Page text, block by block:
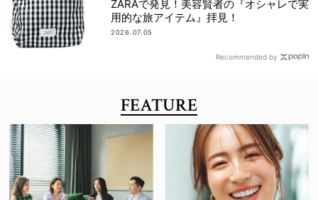
ZARAで発見！美容賢者の『オシャレで実
用的な旅アイテム』拝見！
2026.07.05
Recommended by
FEATURE